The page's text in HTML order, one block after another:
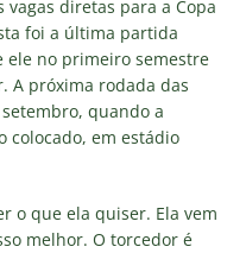
diretas para a Copa
foi a última partida
ele no primeiro semestre
A próxima rodada das
quando a
colocado, em estádio
o que ela quiser. Ela vem
melhor. O torcedor é